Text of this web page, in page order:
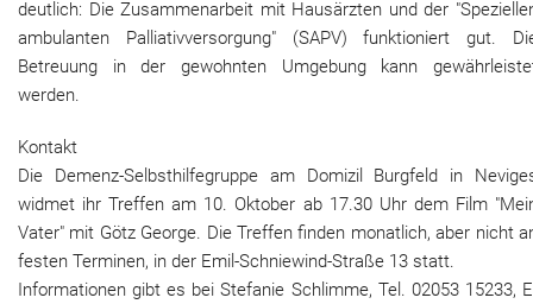
deutlich: Die Zusammenarbeit mit Hausärzten und der
ambulanten Palliativversorgung" (SAPV) funktioniert gut.
Betreuung in der gewohnten Umgebung kann
werden.
Kontakt
Die Demenz-Selbsthilfegruppe am Domizil Burgfeld in
widmet ihr Treffen am 10. Oktober ab 17.30 Uhr dem Film
Vater" mit Götz George. Die Treffen finden monatlich, aber nicht
festen Terminen, in der Emil-Schniewind-Straße 13 statt.
Informationen gibt es bei Stefanie Schlimme, Tel. 02053 15233,